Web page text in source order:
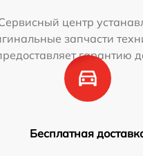
центр
запчасти
гарантию
Бесплатная